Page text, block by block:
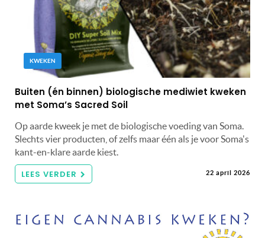
KWEKEN
Buiten (én binnen) biologische mediwiet kweken
met Soma’s Sacred Soil
Op aarde kweek je met de biologische voeding van Soma.
Slechts vier producten, of zelfs maar één als je voor Soma's
kant-en-klare aarde kiest.
LEES VERDER 22 april 2026